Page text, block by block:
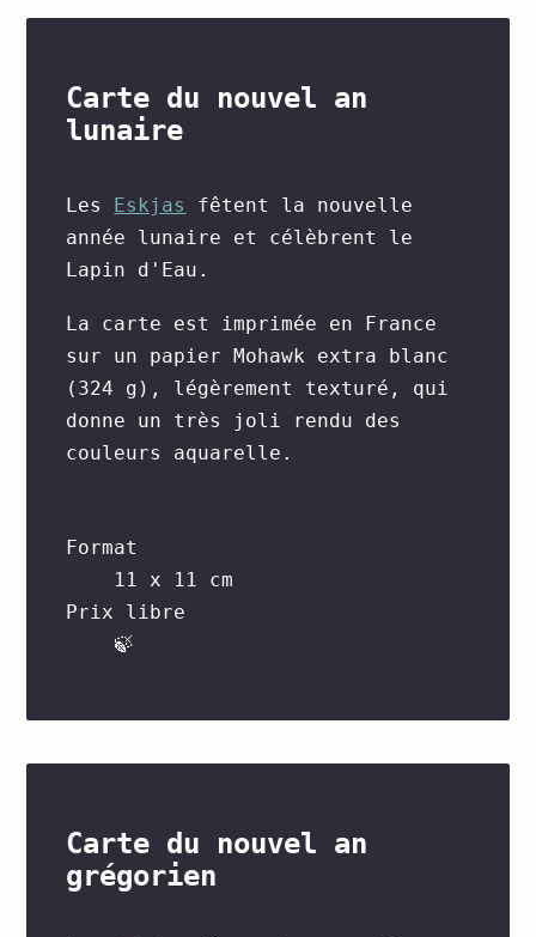
Carte du nouvel an
lunaire
Les Eskjas
fêtent la nouvelle
année lunaire et célèbrent le
Lapin d'Eau.
La carte est imprimée en France
sur un papier Mohawk extra blanc
(324 g), légèrement texturé, qui
donne un très joli rendu des
couleurs aquarelle.
Format
11 x 11 cm
Prix libre
🍃
Carte du nouvel an
grégorien